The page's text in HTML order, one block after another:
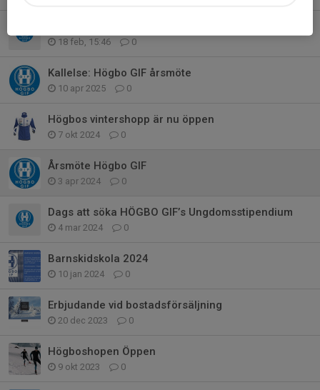
18 feb, 15:46 0
Kallelse: Högbo GIF årsmöte
10 apr 2025 0
Högbos vintershopp är nu öppen
7 okt 2024 0
Årsmöte Högbo GIF
3 apr 2024 0
Dags att söka HÖGBO GIF’s Ungdomsstipendium
4 mar 2024 0
Barnskidskola 2024
10 jan 2024 0
Erbjudande vid bostadsförsäljning
20 dec 2023 0
Högboshopen Öppen
9 okt 2023 0